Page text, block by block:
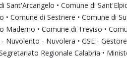
Sant'Arcangelo • Comune di
• Comune di Sestriere • Comune di
Maderno • Comune di Treviso •
Nuvolento - Nuvolera • GSE -
Regionale Calabria •